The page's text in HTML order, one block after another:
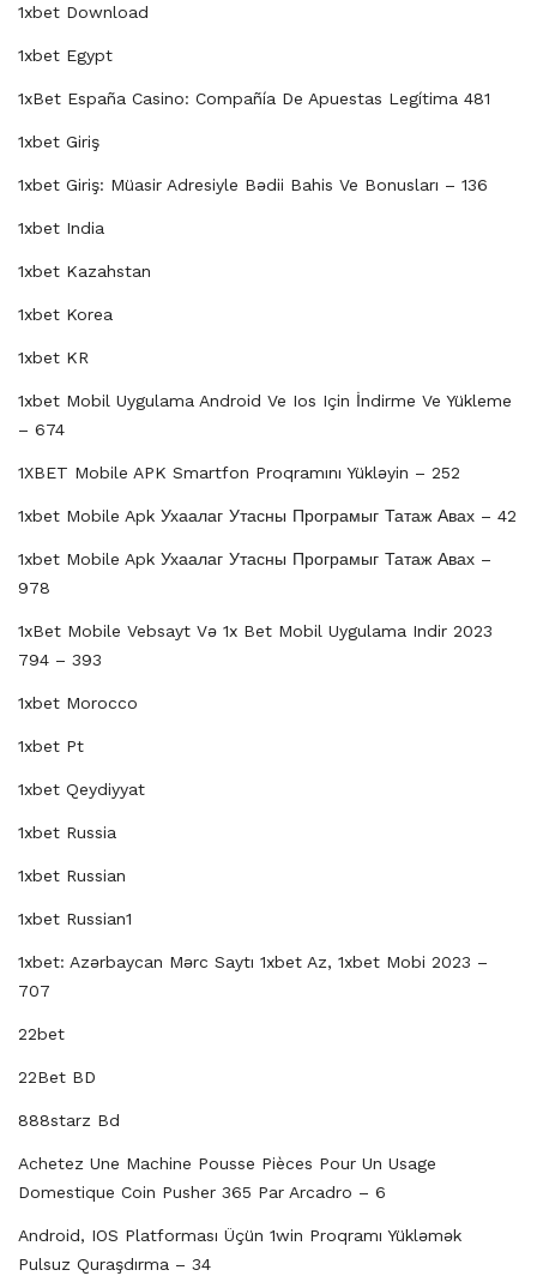
1xbet Download
1xbet Egypt
1xBet España Casino: Compañía De Apuestas Legítima 481
1xbet Giriş
1xbet Giriş: Müasir Adresiyle Bədii Bahis Ve Bonusları – 136
1xbet India
1xbet Kazahstan
1xbet Korea
1xbet KR
1xbet Mobil Uygulama Android Ve Ios Için İndirme Ve Yükleme
– 674
1XBET Mobile APK Smartfon Proqramını Yükləyin – 252
1xbet Mobile Apk Ухаалаг Утасны Програмыг Татаж Авах – 42
1xbet Mobile Apk Ухаалаг Утасны Програмыг Татаж Авах –
978
1xBet Mobile Vebsayt Və 1x Bet Mobil Uygulama Indir 2023
794 – 393
1xbet Morocco
1xbet Pt
1xbet Qeydiyyat
1xbet Russia
1xbet Russian
1xbet Russian1
1xbet: Azərbaycan Mərc Saytı 1xbet Az, 1xbet Mobi 2023 –
707
22bet
22Bet BD
888starz Bd
Achetez Une Machine Pousse Pièces Pour Un Usage
Domestique Coin Pusher 365 Par Arcadro – 6
Android, IOS Platforması Üçün 1win Proqramı Yükləmək
Pulsuz Quraşdırma – 34